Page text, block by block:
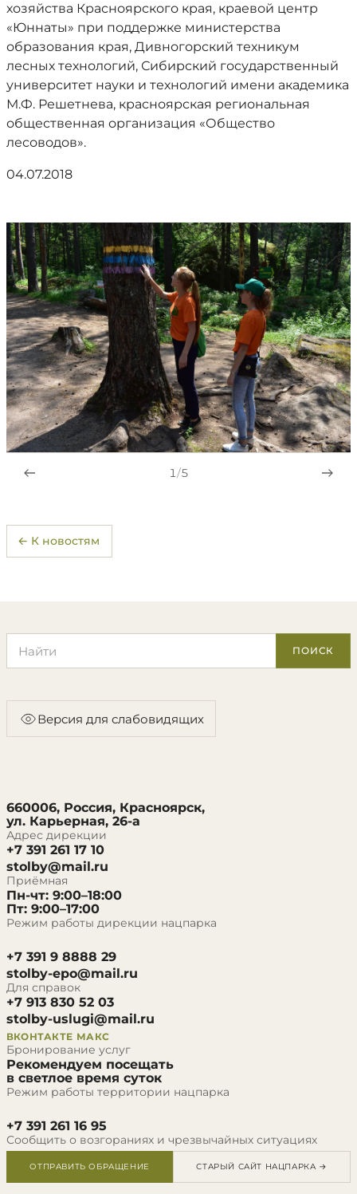
хозяйства Красноярского края, краевой центр
«Юннаты» при поддержке министерства
образования края, Дивногорский техникум
лесных технологий, Сибирский государственный
университет науки и технологий имени академика
М.Ф. Решетнева, красноярская региональная
общественная организация «Общество
лесоводов».
04.07.2018
1/5
← К новостям
ПОИСК
Версия для слабовидящих
660006, Россия, Красноярск,
ул. Карьерная, 26-а
Адрес дирекции
+7 391 261 17 10
stolby@mail.ru
Приёмная
Пн-чт: 9:00–18:00
Пт: 9:00–17:00
Режим работы дирекции нацпарка
+7 391 9 8888 29
stolby-epo@mail.ru
Для справок
+7 913 830 52 03
stolby-uslugi@mail.ru
ВКОНТАКТЕ МАКС
Бронирование услуг
Рекомендуем посещать
в светлое время суток
Режим работы территории нацпарка
+7 391 261 16 95
Сообщить о возгораниях и чрезвычайных ситуациях
ОТПРАВИТЬ ОБРАЩЕНИЕ СТАРЫЙ САЙТ НАЦПАРКА →